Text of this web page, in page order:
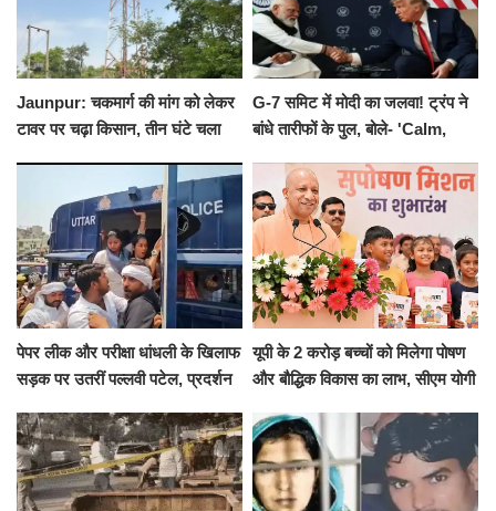
Jaunpur: चकमार्ग की मांग को लेकर
टावर पर चढ़ा किसान, तीन घंटे चला
G-7 समिट में मोदी का जलवा! ट्रंप ने
बांधे तारीफों के पुल, बोले- 'Calm,
पेपर लीक और परीक्षा धांधली के खिलाफ
सड़क पर उतरीं पल्लवी पटेल, प्रदर्शन
यूपी के 2 करोड़ बच्चों को मिलेगा पोषण
और बौद्धिक विकास का लाभ, सीएम योगी